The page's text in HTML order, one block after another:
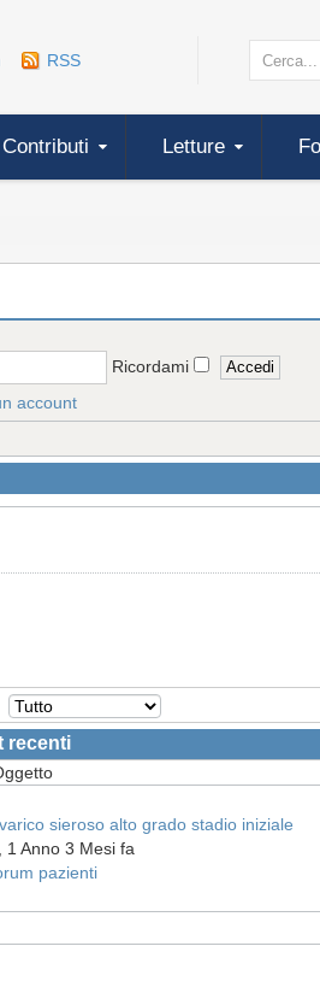
RSS
Contributi Letture
Ricordami
account
recenti
sieroso alto grado stadio iniziale
, 1 Anno 3 Mesi fa
pazienti